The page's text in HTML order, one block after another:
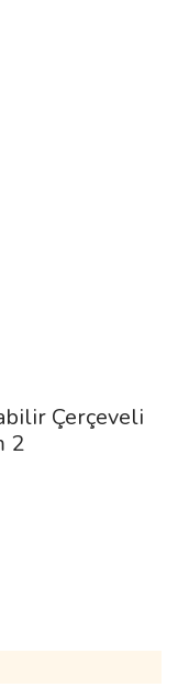
Çerçeveli
2